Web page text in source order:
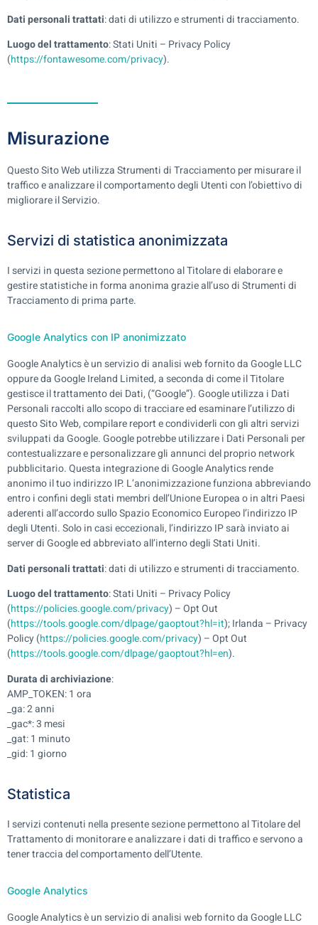
Dati personali trattati: dati di utilizzo e strumenti di tracciamento.
Luogo del trattamento: Stati Uniti – Privacy Policy
(https://fontawesome.com/privacy).
Misurazione
Questo Sito Web utilizza Strumenti di Tracciamento per misurare il
traffico e analizzare il comportamento degli Utenti con l’obiettivo di
migliorare il Servizio.
Servizi di statistica anonimizzata
I servizi in questa sezione permettono al Titolare di elaborare e
gestire statistiche in forma anonima grazie all’uso di Strumenti di
Tracciamento di prima parte.
Google Analytics con IP anonimizzato
Google Analytics è un servizio di analisi web fornito da Google LLC
oppure da Google Ireland Limited, a seconda di come il Titolare
gestisce il trattamento dei Dati, (“Google”). Google utilizza i Dati
Personali raccolti allo scopo di tracciare ed esaminare l’utilizzo di
questo Sito Web, compilare report e condividerli con gli altri servizi
sviluppati da Google. Google potrebbe utilizzare i Dati Personali per
contestualizzare e personalizzare gli annunci del proprio network
pubblicitario. Questa integrazione di Google Analytics rende
anonimo il tuo indirizzo IP. L’anonimizzazione funziona abbreviando
entro i confini degli stati membri dell’Unione Europea o in altri Paesi
aderenti all’accordo sullo Spazio Economico Europeo l’indirizzo IP
degli Utenti. Solo in casi eccezionali, l’indirizzo IP sarà inviato ai
server di Google ed abbreviato all’interno degli Stati Uniti.
Dati personali trattati: dati di utilizzo e strumenti di tracciamento.
Luogo del trattamento: Stati Uniti – Privacy Policy
(https://policies.google.com/privacy) – Opt Out
(https://tools.google.com/dlpage/gaoptout?hl=it); Irlanda – Privacy
Policy (https://policies.google.com/privacy) – Opt Out
(https://tools.google.com/dlpage/gaoptout?hl=en).
Durata di archiviazione:
AMP_TOKEN: 1 ora
_ga: 2 anni
_gac*: 3 mesi
_gat: 1 minuto
_gid: 1 giorno
Statistica
I servizi contenuti nella presente sezione permettono al Titolare del
Trattamento di monitorare e analizzare i dati di traffico e servono a
tener traccia del comportamento dell’Utente.
Google Analytics
Google Analytics è un servizio di analisi web fornito da Google LLC